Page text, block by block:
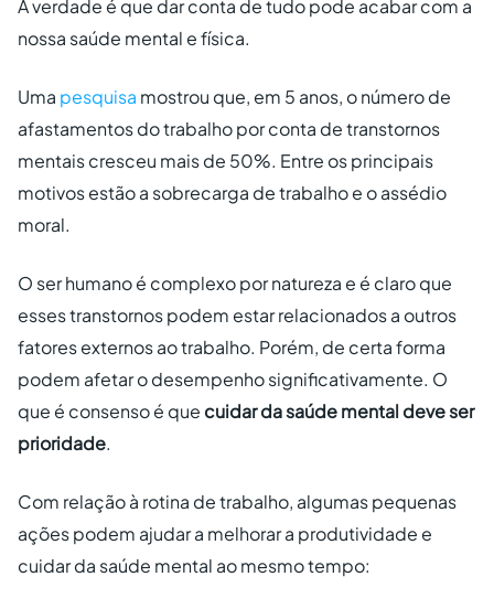
A verdade é que dar conta de tudo pode acabar com a
nossa saúde mental e física.
Uma pesquisa mostrou que, em 5 anos, o número de
afastamentos do trabalho por conta de transtornos
mentais cresceu mais de 50%. Entre os principais
motivos estão a sobrecarga de trabalho e o assédio
moral.
O ser humano é complexo por natureza e é claro que
esses transtornos podem estar relacionados a outros
fatores externos ao trabalho. Porém, de certa forma
podem afetar o desempenho significativamente. O
que é consenso é que cuidar da saúde mental deve ser
prioridade.
Com relação à rotina de trabalho, algumas pequenas
ações podem ajudar a melhorar a produtividade e
cuidar da saúde mental ao mesmo tempo: